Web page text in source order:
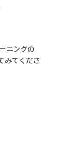
ニングの
みてくださ